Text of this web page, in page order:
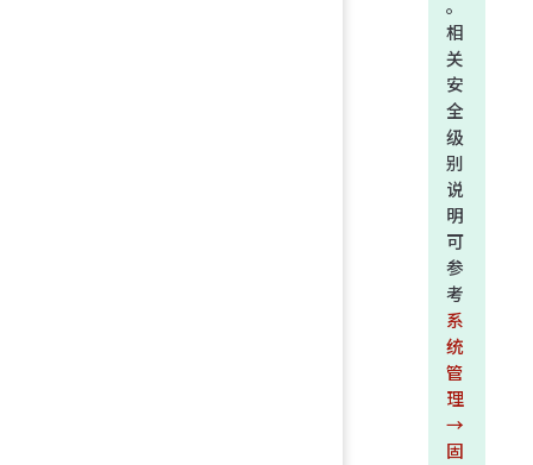
。
相
关
安
全
级
别
说
明
可
参
考
系
统
管
理
→
固